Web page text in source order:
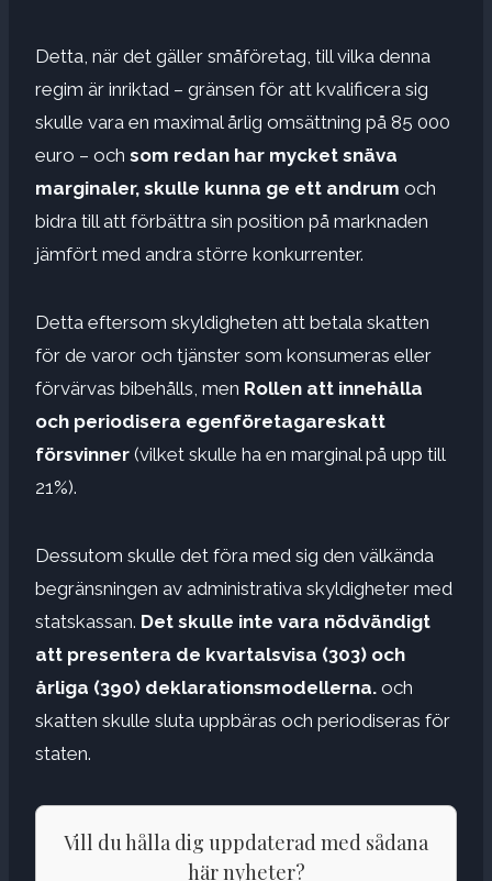
Detta, när det gäller småföretag, till vilka denna
regim är inriktad – gränsen för att kvalificera sig
skulle vara en maximal årlig omsättning på 85 000
euro – och som redan har mycket snäva
marginaler, skulle kunna ge ett andrum och
bidra till att förbättra sin position på marknaden
jämfört med andra större konkurrenter.
Detta eftersom skyldigheten att betala skatten
för de varor och tjänster som konsumeras eller
förvärvas bibehålls, men Rollen att innehålla
och periodisera egenföretagareskatt
försvinner (vilket skulle ha en marginal på upp till
21%).
Dessutom skulle det föra med sig den välkända
begränsningen av administrativa skyldigheter med
statskassan. Det skulle inte vara nödvändigt
att presentera de kvartalsvisa (303) och
årliga (390) deklarationsmodellerna. och
skatten skulle sluta uppbäras och periodiseras för
staten.
Vill du hålla dig uppdaterad med sådana
här nyheter?